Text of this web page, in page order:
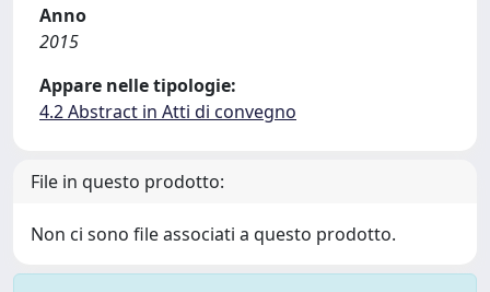
Anno
2015
Appare nelle tipologie:
4.2 Abstract in Atti di convegno
File in questo prodotto:
Non ci sono file associati a questo prodotto.